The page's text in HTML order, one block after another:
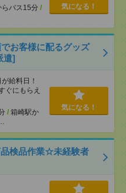
らバス15分 /
気になる！
お客様に配るグッズ
遣]
給料日！
ぐにもらえ
/ 箱崎駅か
気になる！
検品作業☆未経験者